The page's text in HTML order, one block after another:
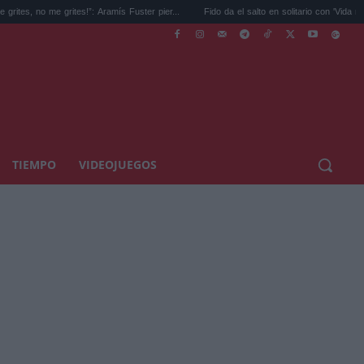
grites!”: Aramís Fuster pier... Fido da el salto en solitario con 'Vida nocturna' ...
TIEMPO VIDEOJUEGOS